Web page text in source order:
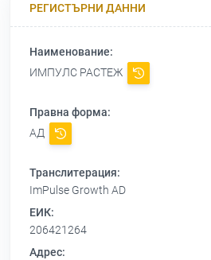
РЕГИСТЪРНИ ДАННИ
Наименование:
ИМПУЛС РАСТЕЖ
Правна форма:
АД
Транслитерация:
ImPulse Growth AD
ЕИК:
206421264
Адрес: